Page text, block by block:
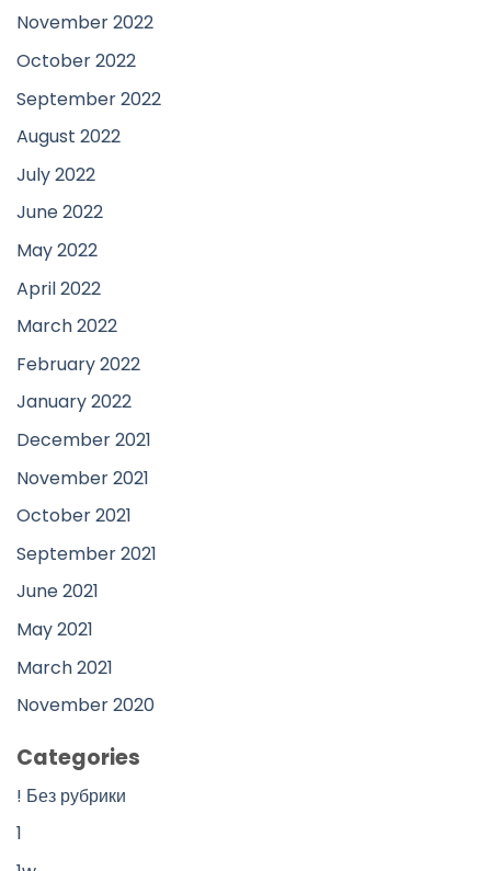
November 2022
October 2022
September 2022
August 2022
July 2022
June 2022
May 2022
April 2022
March 2022
February 2022
January 2022
December 2021
November 2021
October 2021
September 2021
June 2021
May 2021
March 2021
November 2020
Categories
! Без рубрики
1